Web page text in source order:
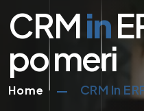
CRMin
po meri
Home CRM In